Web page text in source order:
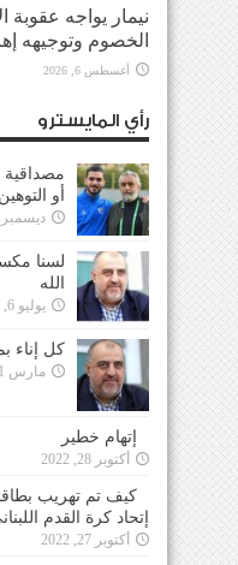
نيمار يواجه
الخصوم وتوجيهه
أغسطس 6, 2026
رأي المايسترو
أو التوهين
ديسمبر 22, 2025
لسنا
الله
يوليو 6, 2025
كل إناء
مارس 31, 2025
إتهام خطير
أكتوبر 28, 2022
كيف تم تهريب
إتحاد كرة القدم
أكتوبر 27, 2022